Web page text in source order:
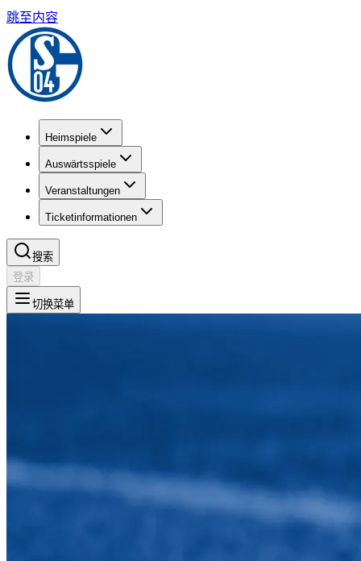
跳至内容
Heimspiele
Auswärtsspiele
Veranstaltungen
Ticketinformationen
搜索
登录
切换菜单